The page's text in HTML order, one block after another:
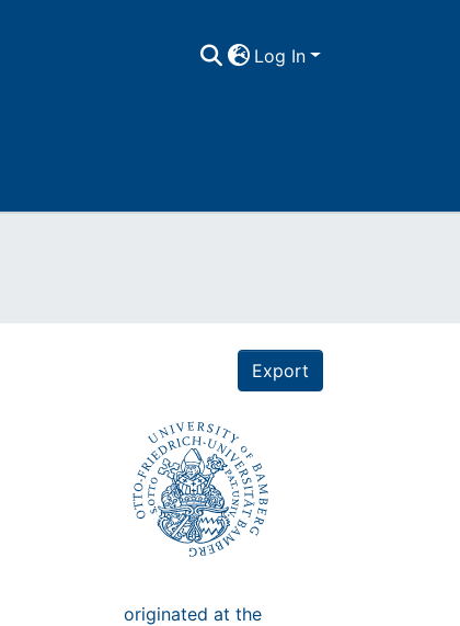
Log In
Export
originated at the